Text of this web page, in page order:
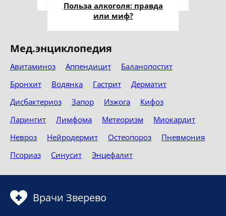
Польза алкоголя: правда
или миф?
Мед.энциклопедия
Авитаминоз Аппендицит
Баланопостит
Бронхит
Водянка Гастрит
Дерматит
Дисбактериоз
Запор Изжога
Кифоз
Ларингит
Лимфома Метеоризм
Миокардит
Невроз
Нейродермит Остеопороз
Пневмония
Псориаз
Синусит Энцефалит
Врачи Зверево